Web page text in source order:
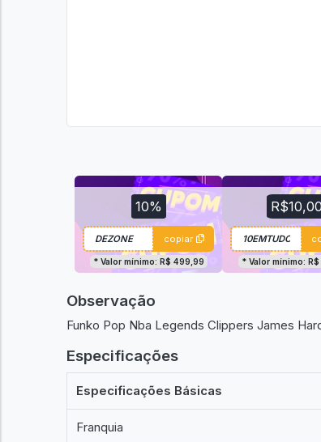
10%
copiar
* Valor mínimo: R$ 499,99
R$10,00
* Valor mínimo:
Observação
Funko Pop Nba Legends Clippers James
Especificações
Especificações Básicas
Franquia